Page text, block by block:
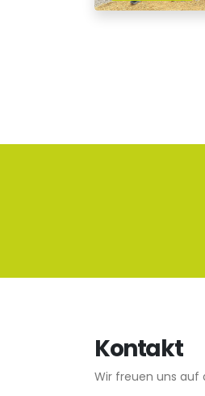
Kontakt
Wir freuen uns auf